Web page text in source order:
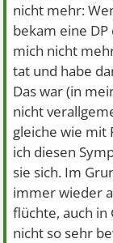
nicht mehr:
bekam eine
mich nicht
tat und habe
Das war (in
nicht
gleiche wie mit
ich diesen
sie sich. Im
immer wieder
flüchte, auch in
nicht so sehr